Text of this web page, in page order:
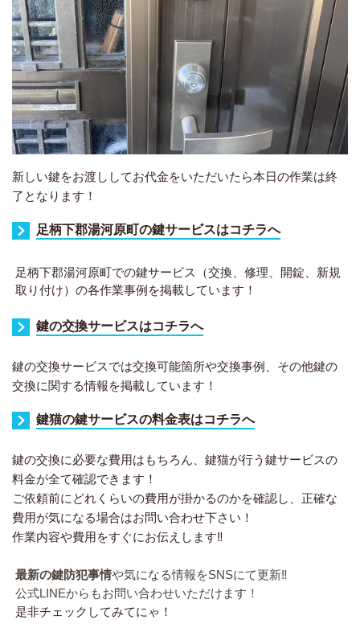
新しい鍵をお渡ししてお代金をいただいたら本日の作業は終
了となります！
足柄下郡湯河原町の鍵サービスはコチラへ
足柄下郡湯河原町での鍵サービス（交換、修理、開錠、新規
取り付け）の各作業事例を掲載しています！
鍵の交換サービスはコチラへ
鍵の交換サービスでは交換可能箇所や交換事例、その他鍵の
交換に関する情報を掲載しています！
鍵猫の鍵サービスの料金表はコチラへ
鍵の交換に必要な費用はもちろん、鍵猫が行う鍵サービスの
料金が全て確認できます！
ご依頼前にどれくらいの費用が掛かるのかを確認し、正確な
費用が気になる場合はお問い合わせ下さい！
作業内容や費用をすぐにお伝えします‼︎
最新の鍵防犯事情や気になる情報をSNSにて更新‼︎
公式LINEからもお問い合わせいただけます！
是非チェックしてみてにゃ！